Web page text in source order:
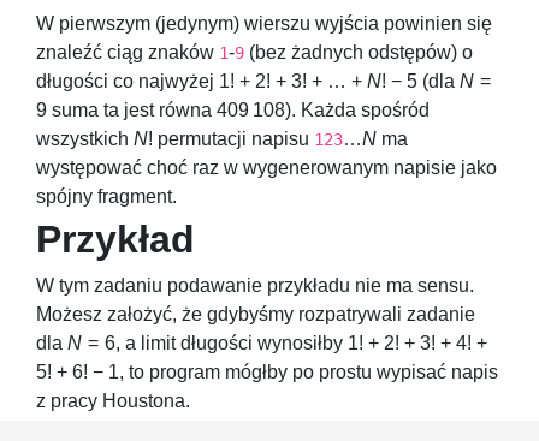
W pierwszym (jedynym) wierszu wyjścia powinien się
znaleźć ciąg znaków 1-9 (bez żadnych odstępów) o
długości co najwyżej 1! + 2! + 3! + … + N! − 5 (dla N =
9 suma ta jest równa 409 108). Każda spośród
wszystkich N! permutacji napisu 123…N ma
występować choć raz w wygenerowanym napisie jako
spójny fragment.
Przykład
W tym zadaniu podawanie przykładu nie ma sensu.
Możesz założyć, że gdybyśmy rozpatrywali zadanie
dla N = 6, a limit długości wynosiłby 1! + 2! + 3! + 4! +
5! + 6! − 1, to program mógłby po prostu wypisać napis
z pracy Houstona.